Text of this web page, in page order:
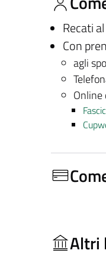
Recati
Con
agli
Online
Altri